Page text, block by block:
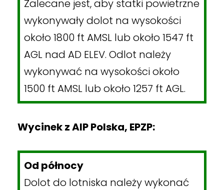
Zalecane jest, aby statki powietrzne
wykonywały dolot na wysokości
około 1800 ft AMSL lub około 1547 ft
AGL nad AD ELEV. Odlot należy
wykonywać na wysokości około
1500 ft AMSL lub około 1257 ft AGL.
Wycinek z AIP Polska, EPZP:
Od północy
Dolot do lotniska należy wykonać